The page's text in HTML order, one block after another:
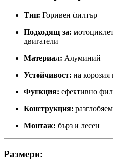
Тип: Горивен филтър
Подходящ за:
двигатели
Материал: Алуминий
Устойчивост: на корозия
Функция: ефективно
Конструкция:
Монтаж: бърз и лесен
Размери: